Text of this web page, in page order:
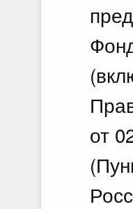
от